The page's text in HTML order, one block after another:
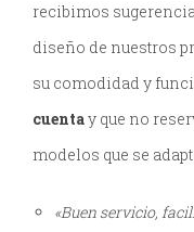
recibimos
diseño de nuestros
su comodidad y
cuentay que no
modelos que se
«Buen servicio,